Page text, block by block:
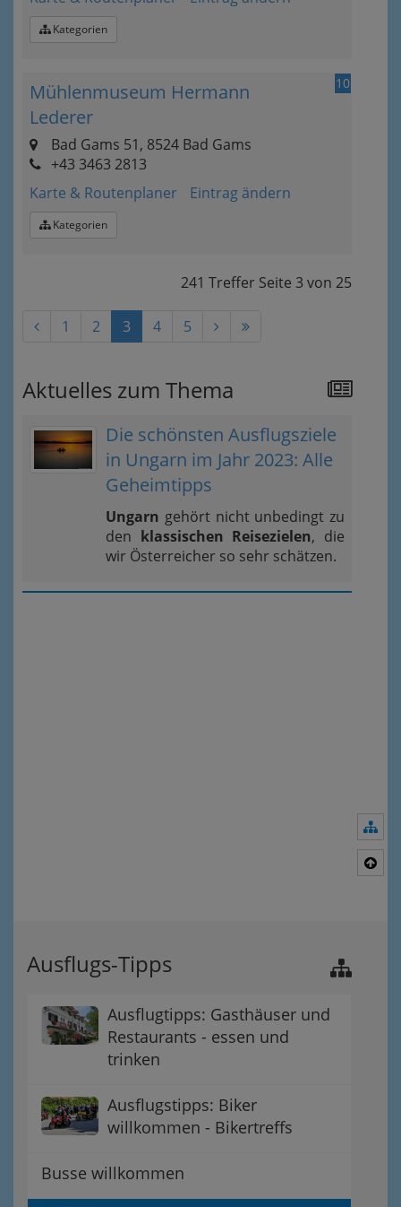
Kategorien
10
Mühlenmuseum Hermann
Lederer
Bad Gams 51, 8524 Bad Gams
+43 3463 2813
Karte & Routenplaner
Eintrag ändern
Kategorien
241 Treffer Seite 3 von 25
1 2 3 4 5
Aktuelles zum Thema
Die schönsten Ausflugsziele
in Ungarn im Jahr 2023: Alle
Geheimtipps
Ungarn gehört nicht unbedingt zu
den klassischen Reisezielen, die
wir Österreicher so sehr schätzen.
Ausflugs-Tipps
Ausflugtipps: Gasthäuser und
Restaurants - essen und
trinken
Ausflugstipps: Biker
willkommen - Bikertreffs
Busse willkommen